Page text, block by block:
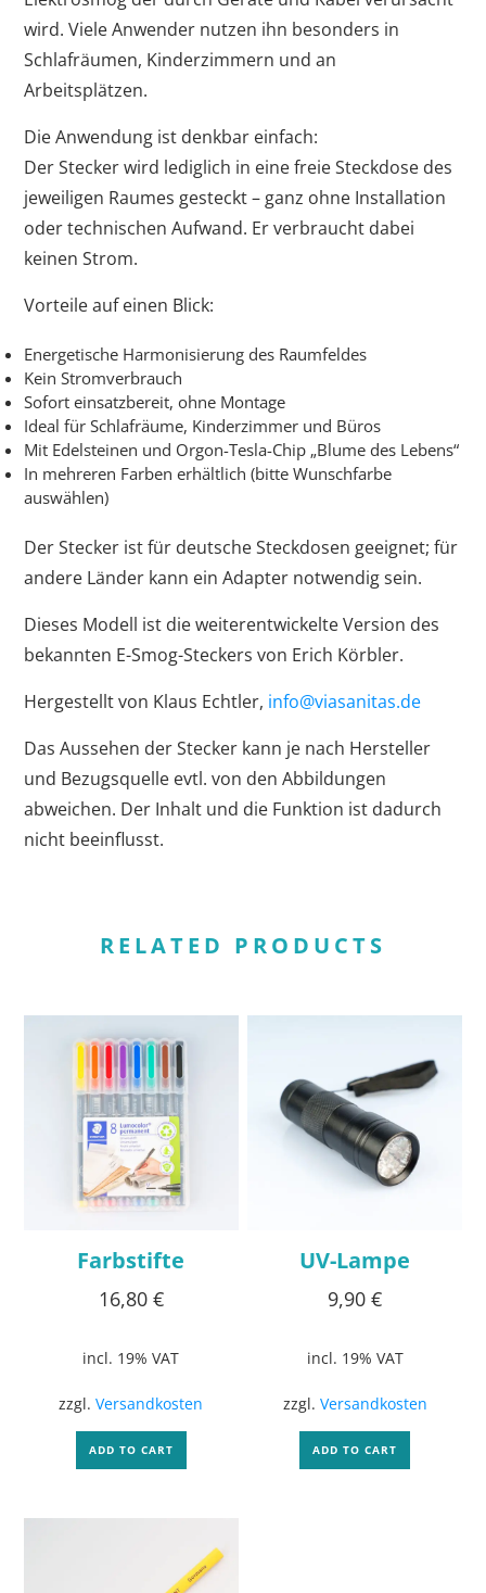
wird. Viele Anwender nutzen ihn besonders in
Schlafräumen, Kinderzimmern und an
Arbeitsplätzen.
Die Anwendung ist denkbar einfach:
Der Stecker wird lediglich in eine freie Steckdose des
jeweiligen Raumes gesteckt – ganz ohne Installation
oder technischen Aufwand. Er verbraucht dabei
keinen Strom.
Vorteile auf einen Blick:
Energetische Harmonisierung des Raumfeldes
Kein Stromverbrauch
Sofort einsatzbereit, ohne Montage
Ideal für Schlafräume, Kinderzimmer und Büros
Mit Edelsteinen und Orgon-Tesla-Chip „Blume des Lebens“
In mehreren Farben erhältlich (bitte Wunschfarbe
auswählen)
Der Stecker ist für deutsche Steckdosen geeignet; für
andere Länder kann ein Adapter notwendig sein.
Dieses Modell ist die weiterentwickelte Version des
bekannten E-Smog-Steckers von Erich Körbler.
Hergestellt von Klaus Echtler, info@viasanitas.de
Das Aussehen der Stecker kann je nach Hersteller
und Bezugsquelle evtl. von den Abbildungen
abweichen. Der Inhalt und die Funktion ist dadurch
nicht beeinflusst.
RELATED PRODUCTS
Farbstifte
16,80 €
incl. 19% VAT
zzgl.Versandkosten
ADD TO CART
UV-Lampe
9,90€
incl. 19% VAT
zzgl. Versandkosten
ADD TO CART